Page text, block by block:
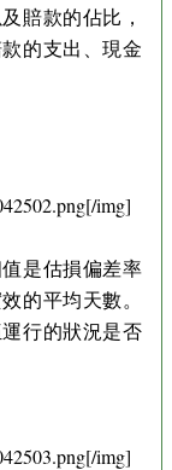
賠款的佔比，
的支出、現金
img]
是估損偏差率
的平均天數。
行的狀況是否
img]